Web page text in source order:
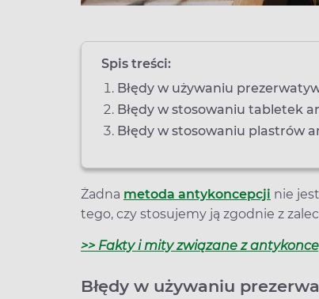
Spis treści:
Błędy w używaniu
Błędy w stosowaniu tabletek
Błędy w stosowaniu plastrów
Żadna metoda antykoncepcji nie
tego, czy stosujemy ją zgodnie z
>> Fakty i mity związane z
Błędy w używaniu